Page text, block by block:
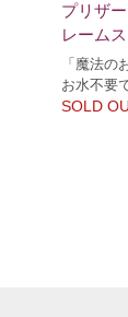
プリザ
レーム
「魔法の
お水不要
SOLD